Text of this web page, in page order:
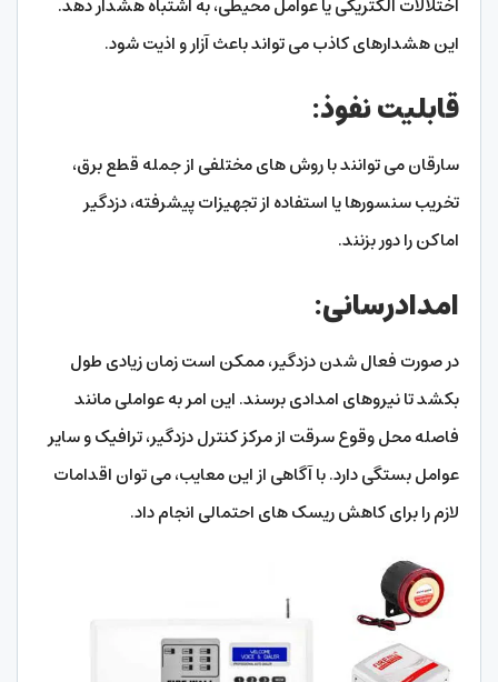
اختلالات الکتریکی یا عوامل محیطی، به اشتباه هشدار دهد.
این هشدارهای کاذب می تواند باعث آزار و اذیت شود.
قابلیت نفوذ:
سارقان می توانند با روش های مختلفی از جمله قطع برق،
تخریب سنسورها یا استفاده از تجهیزات پیشرفته، دزدگیر
اماکن را دور بزنند.
امدادرسانی:
در صورت فعال شدن دزدگیر، ممکن است زمان زیادی طول
بکشد تا نیروهای امدادی برسند. این امر به عواملی مانند
فاصله محل وقوع سرقت از مرکز کنترل دزدگیر، ترافیک و سایر
عوامل بستگی دارد. با آگاهی از این معایب، می توان اقدامات
لازم را برای کاهش ریسک های احتمالی انجام داد.